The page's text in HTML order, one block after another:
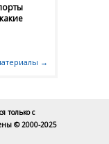
→
только с
© 2000-2025